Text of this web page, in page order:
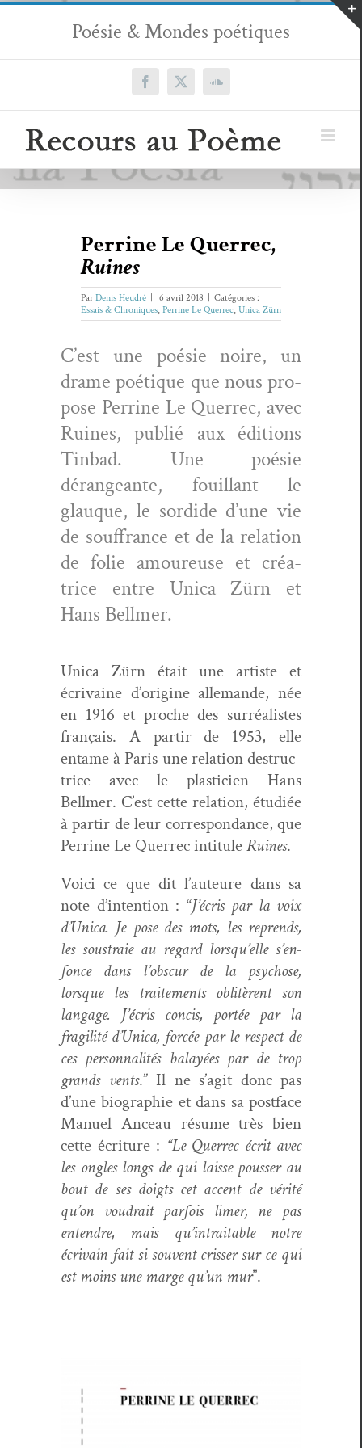
Passer
contenu
Poésie & Mondes poétiques
Facebook
X SoundCloud
Perrine Le Querrec,
Ruines
ParDenis Heudré 6 avril 2018
Catégories :
Essais & Chroniques, Perrine Le Querrec, Unica Zürn
C’est une poésie noire, un
drame poé­tique que nous pro­
pose Per­rine Le Quer­rec, avec
Ruines, pub­lié aux édi­tions
Tin­bad. Une poésie
dérangeante, fouil­lant le
glauque, le sor­dide d’une vie
de souf­france et de la rela­tion
de folie amoureuse et créa­
trice entre Uni­ca Zürn et
Hans Bellmer.
Uni­ca Zürn était une artiste et
écrivaine d’o­rig­ine alle­mande, née
en 1916 et proche des sur­réal­istes
français. A par­tir de 1953, elle
entame à Paris une rela­tion destruc­
trice avec le plas­ti­cien Hans
Bellmer. C’est cette rela­tion, étudiée
à par­tir de leur cor­re­spon­dance, que
Per­rine Le Quer­rec inti­t­uleRuines.
Voici ce que dit l’au­teure dans sa
note d’in­ten­tion : “J’écris par la voix
d’U­ni­ca. Je pose des mots, les reprends,
les sous­traie au regard lorsqu’elle s’en­
fonce dans l’ob­scur de la psy­chose,
lorsque les traite­ments oblitèrent son
lan­gage. J’écris con­cis, portée par la
fragilité d’U­ni­ca, for­cée par le respect de
ces per­son­nal­ités bal­ayées par de trop
grands vents.” Il ne s’ag­it donc pas
d’une biogra­phie et dans sa post­face
Manuel Anceau résume très bien
cette écri­t­ure : “Le Quer­rec écrit avec
les ongles longs de qui laisse pouss­er au
bout de ses doigts cet accent de vérité
qu’on voudrait par­fois limer, ne pas
enten­dre, mais qu’in­traitable notre
écrivain fait si sou­vent criss­er sur ce qui
est moins une marge qu’un mur”.